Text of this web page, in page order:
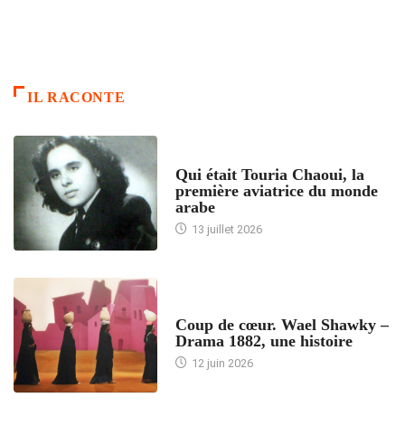
IL RACONTE
Qui était Touria Chaoui, la
première aviatrice du monde
arabe
13 juillet 2026
Coup de cœur. Wael Shawky –
Drama 1882, une histoire
12 juin 2026